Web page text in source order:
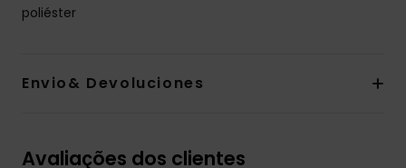
poliéster
Envio& Devoluciones
Avaliações dos clientes